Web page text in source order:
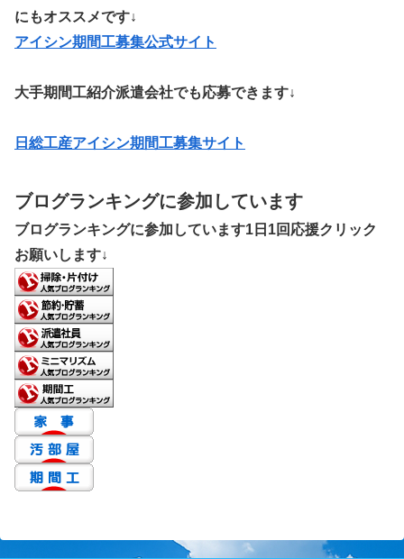
にもオススメです↓
アイシン期間工募集公式サイト
大手期間工紹介派遣会社でも応募できます↓
日総工産アイシン期間工募集サイト
ブログランキングに参加しています
ブログランキングに参加しています1日1回応援クリック
お願いします↓